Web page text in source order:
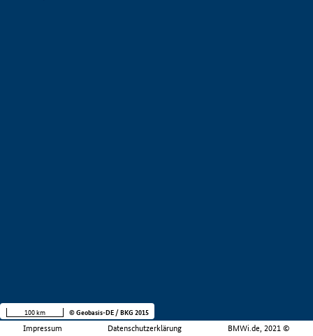
Impressum Datenschutzerklärung BMWi.de, 2021 ©
100 km © Geobasis-DE / BKG 2015